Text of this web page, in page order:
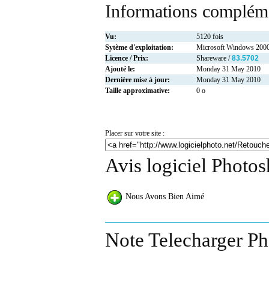
Informations
Vu:
5120 fois
Sytème d'exploitation:
Microsoft Windows
Licence / Prix:
Shareware /83.5702
Ajouté le:
Monday 31 May 2010
Dernière mise à jour:
Monday 31 May 2010
Taille approximative:
0 o
Placer sur votre site :
Avis logiciel
Nous Avons Bien Aimé
Note Telecharger